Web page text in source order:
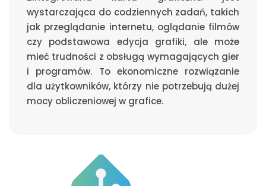
wystarczająca do codziennych zadań, takich
jak przeglądanie internetu, oglądanie filmów
czy podstawowa edycja grafiki, ale może
mieć trudności z obsługą wymagających gier
i programów. To ekonomiczne rozwiązanie
dla użytkowników, którzy nie potrzebują dużej
mocy obliczeniowej w grafice.